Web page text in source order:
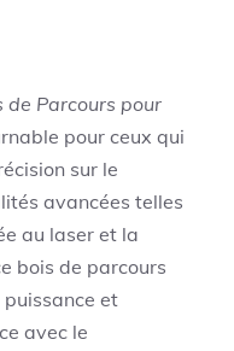
de Parcours pour
pour ceux qui
sur le
avancées telles
au laser et la
bois de parcours
et
avec le